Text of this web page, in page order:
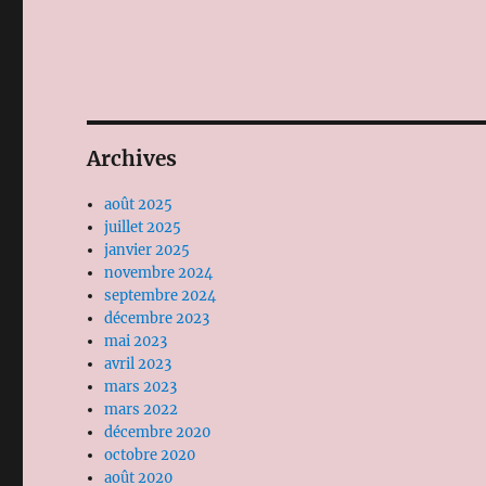
Archives
août 2025
juillet 2025
janvier 2025
novembre 2024
septembre 2024
décembre 2023
mai 2023
avril 2023
mars 2023
mars 2022
décembre 2020
octobre 2020
août 2020